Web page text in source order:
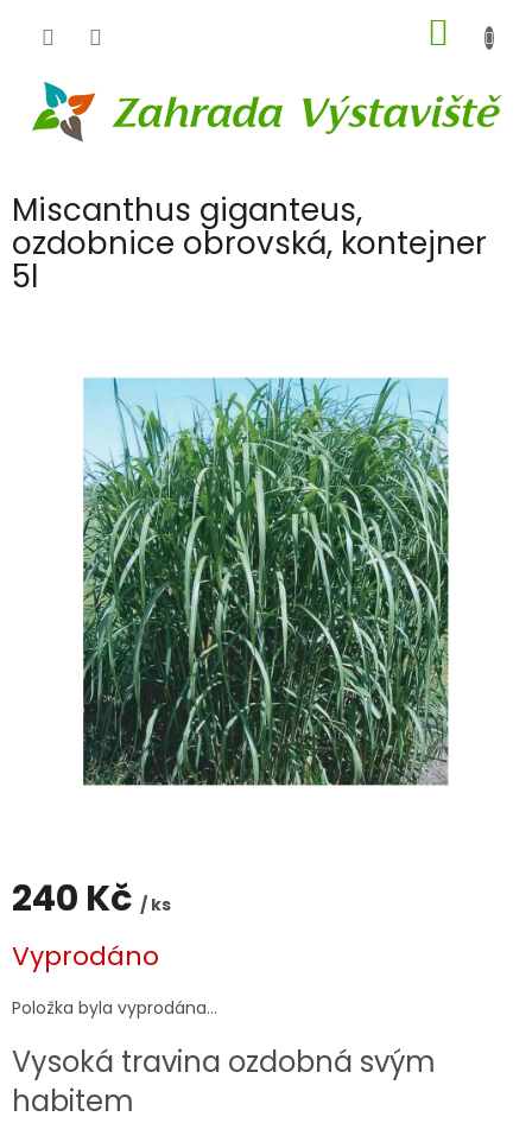
KOŠÍK
Miscanthus giganteus,
ozdobnice obrovská, kontejner
5l
240 Kč / ks
cena:
Vyprodáno
Položka byla vyprodána…
Vysoká travina ozdobná svým
habitem